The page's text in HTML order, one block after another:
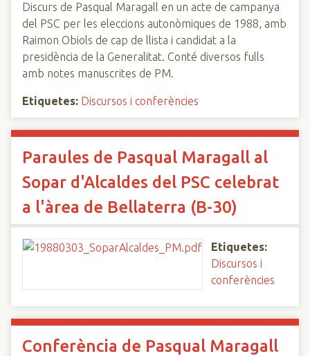
Discurs de Pasqual Maragall en un acte de campanya
del PSC per les eleccions autonòmiques de 1988, amb
Raimon Obiols de cap de llista i candidat a la
presidència de la Generalitat. Conté diversos fulls
amb notes manuscrites de PM.
Etiquetes: Discursos i conferències
Paraules de Pasqual Maragall al
Sopar d'Alcaldes del PSC celebrat
a l'àrea de Bellaterra (B-30)
Etiquetes:
Discursos i
conferències
Conferència de Pasqual Maragall